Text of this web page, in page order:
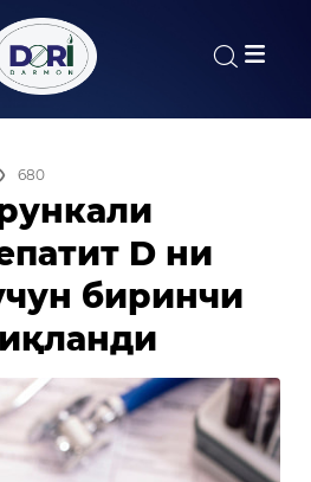
680
D ни
биринчи